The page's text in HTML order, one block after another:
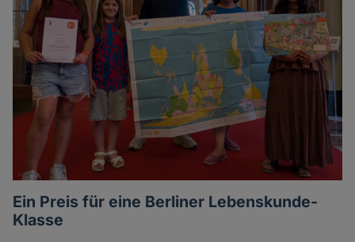
Ein Preis für eine Berliner Lebenskunde-
Klasse